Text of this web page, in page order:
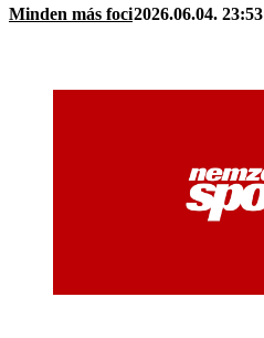
Minden más foci2026.06.04. 23:53